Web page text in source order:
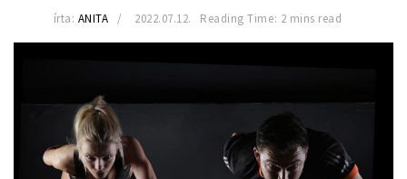
írta: ANITA 2022.07.12. Reading Time: 2 mins read